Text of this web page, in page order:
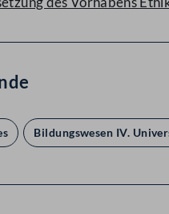
Bildungswesen IV.